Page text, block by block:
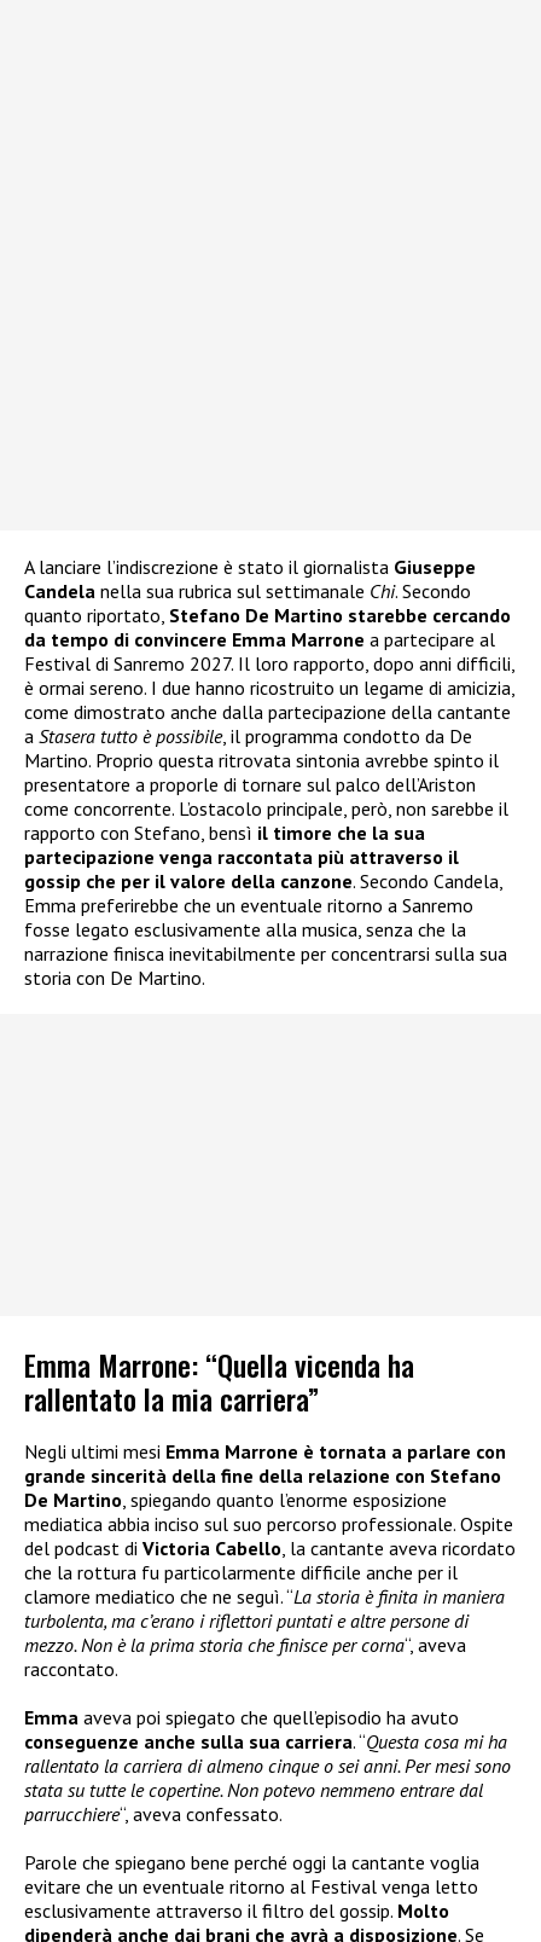
A lanciare l’indiscrezione è stato il giornalista Giuseppe
Candela nella sua rubrica sul settimanale Chi. Secondo
quanto riportato, Stefano De Martino starebbe cercando
da tempo di convincere Emma Marrone a partecipare al
Festival di Sanremo 2027. Il loro rapporto, dopo anni difficili,
è ormai sereno. I due hanno ricostruito un legame di amicizia,
come dimostrato anche dalla partecipazione della cantante
a Stasera tutto è possibile, il programma condotto da De
Martino. Proprio questa ritrovata sintonia avrebbe spinto il
presentatore a proporle di tornare sul palco dell’Ariston
come concorrente. L’ostacolo principale, però, non sarebbe il
rapporto con Stefano, bensì il timore che la sua
partecipazione venga raccontata più attraverso il
gossip che per il valore della canzone. Secondo Candela,
Emma preferirebbe che un eventuale ritorno a Sanremo
fosse legato esclusivamente alla musica, senza che la
narrazione finisca inevitabilmente per concentrarsi sulla sua
storia con De Martino.
Emma Marrone: “Quella vicenda ha
rallentato la mia carriera”
Negli ultimi mesi Emma Marrone è tornata a parlare con
grande sincerità della fine della relazione con Stefano
De Martino, spiegando quanto l’enorme esposizione
mediatica abbia inciso sul suo percorso professionale. Ospite
del podcast di Victoria Cabello, la cantante aveva ricordato
che la rottura fu particolarmente difficile anche per il
clamore mediatico che ne seguì. “La storia è finita in maniera
turbolenta, ma c’erano i riflettori puntati e altre persone di
mezzo. Non è la prima storia che finisce per corna“, aveva
raccontato.
Emma aveva poi spiegato che quell’episodio ha avuto
conseguenze anche sulla sua carriera. “Questa cosa mi ha
rallentato la carriera di almeno cinque o sei anni. Per mesi sono
stata su tutte le copertine. Non potevo nemmeno entrare dal
parrucchiere“, aveva confessato.
Parole che spiegano bene perché oggi la cantante voglia
evitare che un eventuale ritorno al Festival venga letto
esclusivamente attraverso il filtro del gossip. Molto
dipenderà anche dai brani che avrà a disposizione. Se